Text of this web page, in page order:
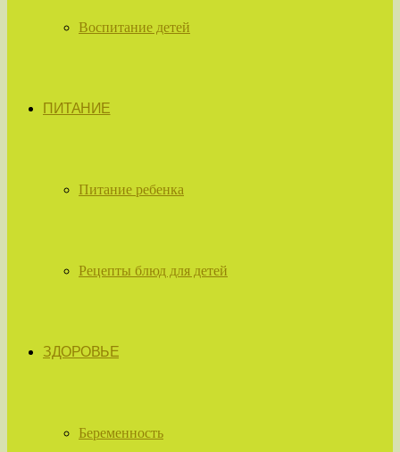
Воспитание детей
ПИТАНИЕ
Питание ребенка
Рецепты блюд для детей
ЗДОРОВЬЕ
Беременность